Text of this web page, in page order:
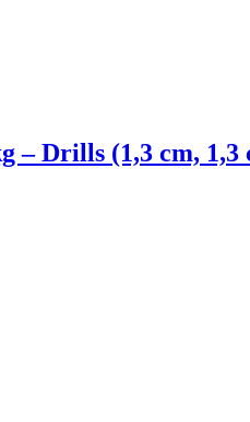
Drills (1,3 cm, 1,3